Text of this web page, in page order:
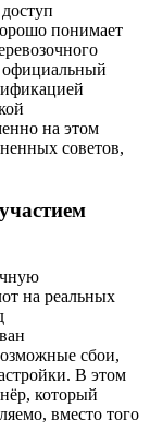
понимает
на этом
советов,
на реальных
сбои,
В этом
который
вместо того